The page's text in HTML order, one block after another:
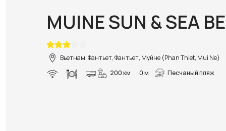
MUINE SUN & SEA
Вьетнам, Фантьет, Фантьет, Муйне (Phan Thiet, Mui Ne)
200 км
0 м Песчаный пляж